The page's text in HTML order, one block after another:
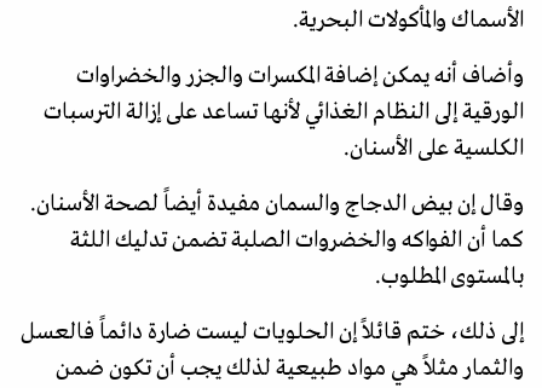
الأسماك والمأكولات البحرية.
وأضاف أنه يمكن إضافة المكسرات والجزر والخضراوات
الورقية إلى النظام الغذائي لأنها تساعد على إزالة الترسبات
الكلسية على الأسنان.
وقال إن بيض الدجاج والسمان مفيدة أيضاً لصحة الأسنان.
كما أن الفواكه والخضروات الصلبة تضمن تدليك اللثة
بالمستوى المطلوب.
إلى ذلك، ختم قائلاً إن الحلويات ليست ضارة دائماً فالعسل
والثمار مثلاً هي مواد طبيعية لذلك يجب أن تكون ضمن